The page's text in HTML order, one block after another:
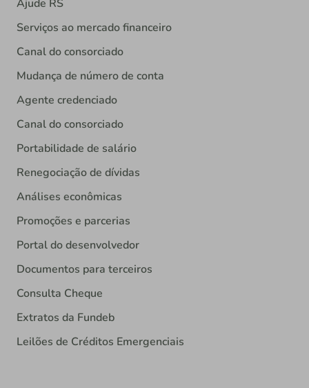
Ajude RS
Serviços ao mercado financeiro
Canal do consorciado
Mudança de número de conta
Agente credenciado
Canal do consorciado
Portabilidade de salário
Renegociação de dívidas
Análises econômicas
Promoções e parcerias
Portal do desenvolvedor
Documentos para terceiros
Consulta Cheque
Extratos da Fundeb
Leilões de Créditos Emergenciais